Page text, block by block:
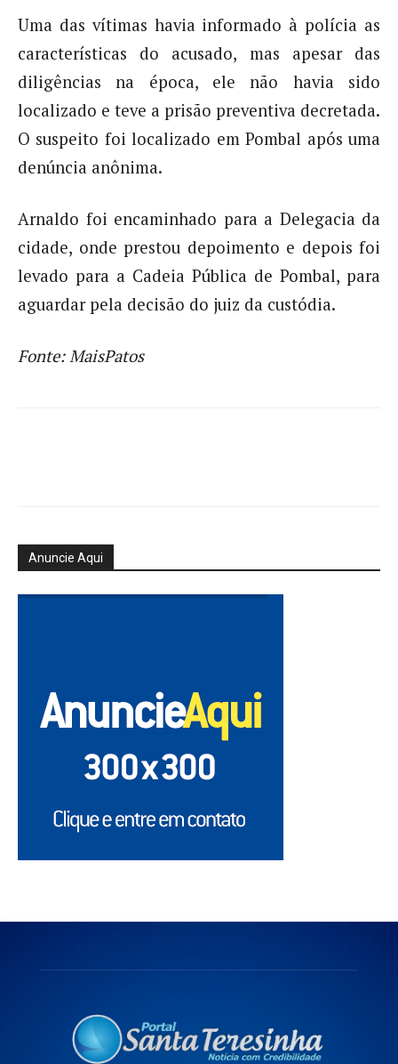
Uma das vítimas havia informado à polícia as
características do acusado, mas apesar das
diligências na época, ele não havia sido
localizado e teve a prisão preventiva decretada.
O suspeito foi localizado em Pombal após uma
denúncia anônima.
Arnaldo foi encaminhado para a Delegacia da
cidade, onde prestou depoimento e depois foi
levado para a Cadeia Pública de Pombal, para
aguardar pela decisão do juiz da custódia.
Fonte: MaisPatos
Anuncie Aqui